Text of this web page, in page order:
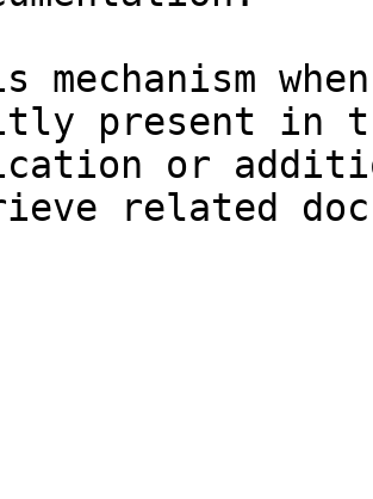
mechanism
present in
or